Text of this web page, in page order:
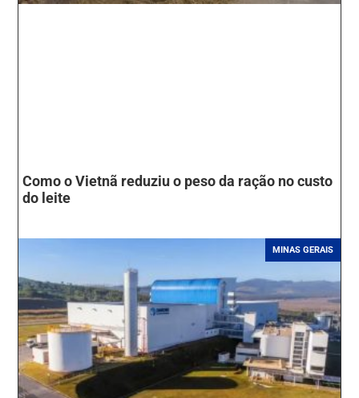
Como o Vietnã reduziu o peso da ração no custo
do leite
MINAS GERAIS